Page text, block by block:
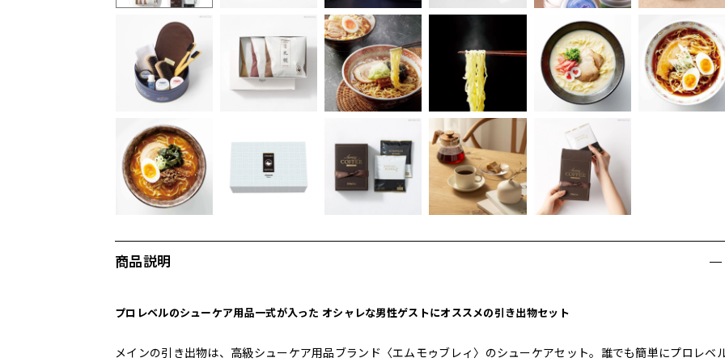
商品説明
プロレベルのシューケア用品一式が入った オシャレな男性ゲストにオススメの引き出物セット
メインの引き出物は、高級シューケア用品ブランド〈エムモゥブレィ〉のシューケアセット。誰でも簡単にプロレベ